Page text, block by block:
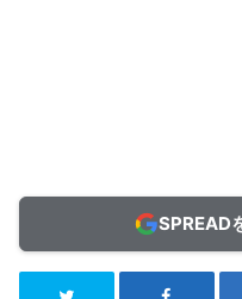
SPREAD